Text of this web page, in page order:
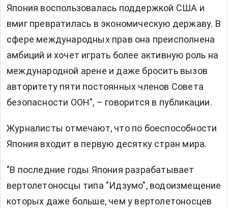
Япония воспользовалась поддержкой США и
вмиг превратилась в экономическую державу. В
сфере международных прав она преисполнена
амбиций и хочет играть более активную роль на
международной арене и даже бросить вызов
авторитету пяти постоянных членов Совета
безопасности ООН", – говорится в публикации.
Журналисты отмечают, что по боеспособности
Япония входит в первую десятку стран мира.
"В последние годы Япония разрабатывает
вертолетоносцы типа "Идзумо", водоизмещение
которых даже больше, чем у вертолетоносцев